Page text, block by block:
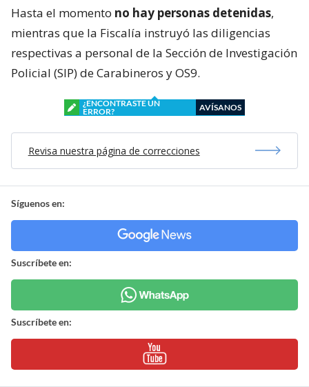
Hasta el momento no hay personas detenidas,
mientras que la Fiscalía instruyó las diligencias
respectivas a personal de la Sección de Investigación
Policial (SIP) de Carabineros y OS9.
¿ENCONTRASTE UN
ERROR?
AVÍSANOS
Revisa nuestra página de correcciones
Síguenos en:
Suscríbete en:
Suscríbete en: